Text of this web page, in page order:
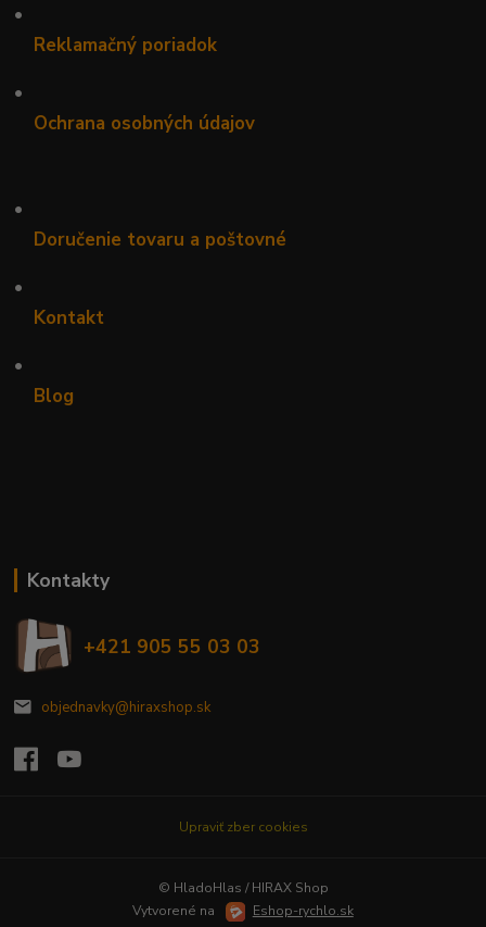
•
Reklamačný poriadok
•
Ochrana osobných údajov
•
Doručenie tovaru a poštovné
•
Kontakt
•
Blog
Kontakty
+421 905 55 03 03
objednavky@hiraxshop.sk
Upraviť zber cookies
© HladoHlas / HIRAX Shop
Vytvorené na
Eshop-rychlo.sk